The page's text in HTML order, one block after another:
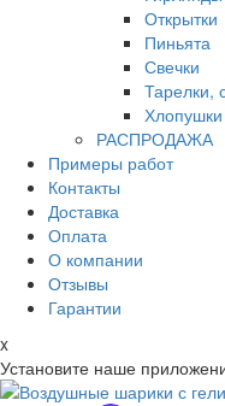
Открытки
Пиньята
Свечки
Тарелки,
Хлопушки
РАСПРОДАЖА
Примеры работ
Контакты
Доставка
Оплата
О компании
Отзывы
Гарантии
x
Установите наше